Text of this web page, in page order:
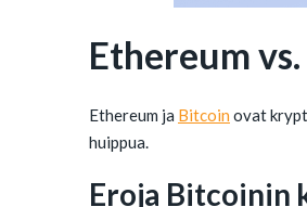
Ethereum
Ethereum ja Bitcoin ovat
huippua.
Eroja Bitcoinin